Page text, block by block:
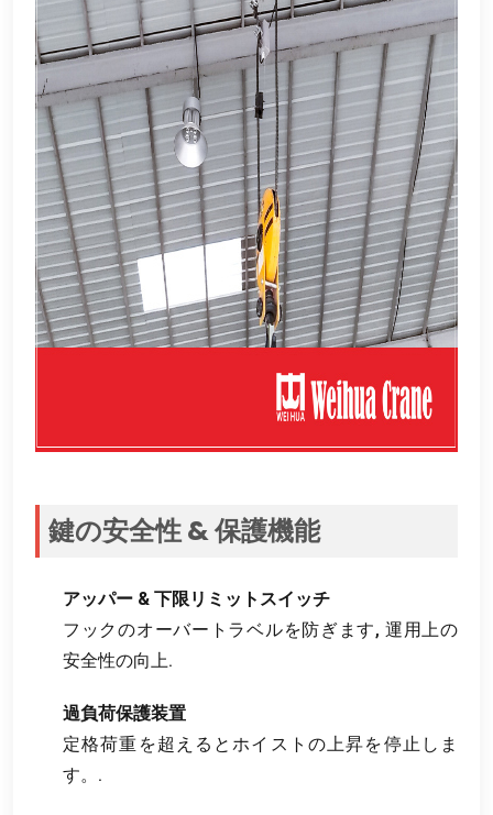
鍵の安全性 & 保護機能
アッパー & 下限リミットスイッチ
フックのオーバートラベルを防ぎます, 運用上の
安全性の向上.
過負荷保護装置
定格荷重を超えるとホイストの上昇を停止しま
す。.